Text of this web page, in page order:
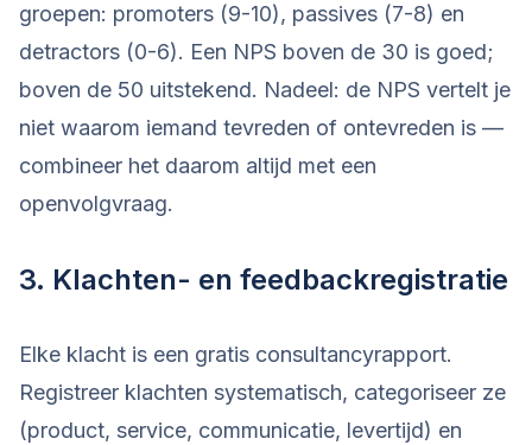
groepen: promoters (9-10), passives (7-8) en
detractors (0-6). Een NPS boven de 30 is goed;
boven de 50 uitstekend. Nadeel: de NPS vertelt je
niet waarom iemand tevreden of ontevreden is —
combineer het daarom altijd met een
openvolgvraag.
3. Klachten- en feedbackregistratie
Elke klacht is een gratis consultancyrapport.
Registreer klachten systematisch, categoriseer ze
(product, service, communicatie, levertijd) en